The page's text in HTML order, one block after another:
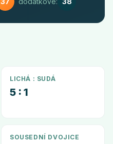
LICHÁ : SUDÁ
5 : 1
SOUSEDNÍ DVOJICE